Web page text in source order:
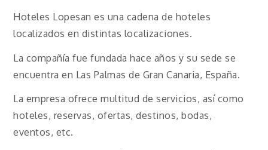
Hoteles Lopesan es una cadena de hoteles
localizados en distintas localizaciones.
La compañía fue fundada hace años y su sede se
encuentra en Las Palmas de Gran Canaria, España.
La empresa ofrece multitud de servicios, así como
hoteles, reservas, ofertas, destinos, bodas,
eventos, etc.